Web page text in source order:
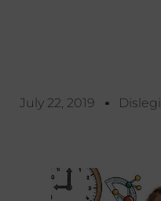
July 22, 2019 Dislegi